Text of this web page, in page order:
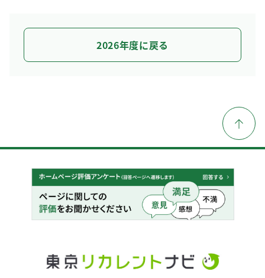
2026年度に戻る